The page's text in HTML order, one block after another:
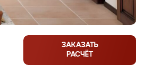
ЗАКАЗАТЬ
РАСЧЁТ